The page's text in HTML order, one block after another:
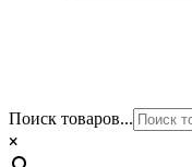
Поиск товаров...
×